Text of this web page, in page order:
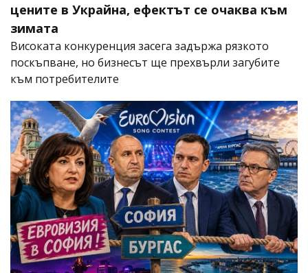
цените в Украйна, ефектът се очаква към
зимата
Високата конкуренция засега задържа рязкото
поскъпване, но бизнесът ще прехвърли загубите
към потребителите